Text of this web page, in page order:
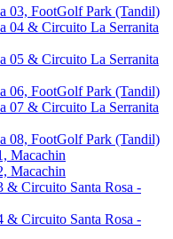
03, FootGolf Park (Tandil)
04 & Circuito La Serranita
05 & Circuito La Serranita
06, FootGolf Park (Tandil)
07 & Circuito La Serranita
08, FootGolf Park (Tandil)
Macachin
Macachin
& Circuito Santa Rosa -
& Circuito Santa Rosa -